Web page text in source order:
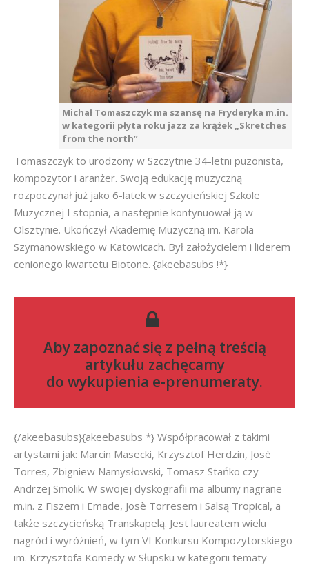
Michał Tomaszczyk ma szansę na Fryderyka m.in.
w kategorii płyta roku jazz za krążek „Skretches
from the north”
Tomaszczyk to urodzony w Szczytnie 34-letni puzonista,
kompozytor i aranżer. Swoją edukację muzyczną
rozpoczynał już jako 6-latek w szczycieńskiej Szkole
Muzycznej I stopnia, a następnie kontynuował ją w
Olsztynie. Ukończył Akademię Muzyczną im. Karola
Szymanowskiego w Katowicach. Był założycielem i liderem
cenionego kwartetu Biotone. {akeebasubs !*}
Aby zapoznać się z pełną treścią
artykułu zachęcamy
do wykupienia e-prenumeraty.
{/akeebasubs}{akeebasubs *} Współpracował z takimi
artystami jak: Marcin Masecki, Krzysztof Herdzin, Josè
Torres, Zbigniew Namysłowski, Tomasz Stańko czy
Andrzej Smolik. W swojej dyskografii ma albumy nagrane
m.in. z Fiszem i Emade, Josè Torresem i Salsą Tropical, a
także szczycieńską Transkapelą. Jest laureatem wielu
nagród i wyróżnień, w tym VI Konkursu Kompozytorskiego
im. Krzysztofa Komedy w Słupsku w kategorii tematy